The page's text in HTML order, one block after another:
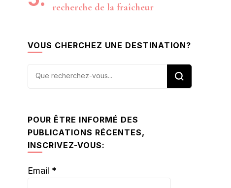
recherche de la fraîcheur
VOUS CHERCHEZ UNE DESTINATION?
Vous
POUR ÊTRE INFORMÉ DES
PUBLICATIONS RÉCENTES,
INSCRIVEZ-VOUS:
Email *